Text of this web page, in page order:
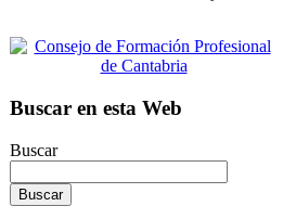
Buscar en esta Web
Buscar